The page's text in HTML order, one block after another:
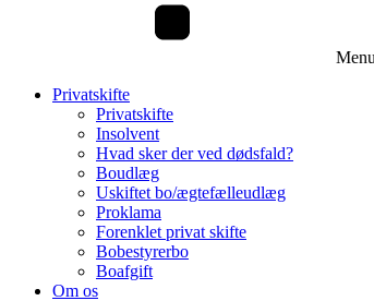
Menu
Privatskifte
Privatskifte
Insolvent
Hvad sker der ved dødsfald?
Boudlæg
Uskiftet bo/ægtefælleudlæg
Proklama
Forenklet privat skifte
Bobestyrerbo
Boafgift
Om os